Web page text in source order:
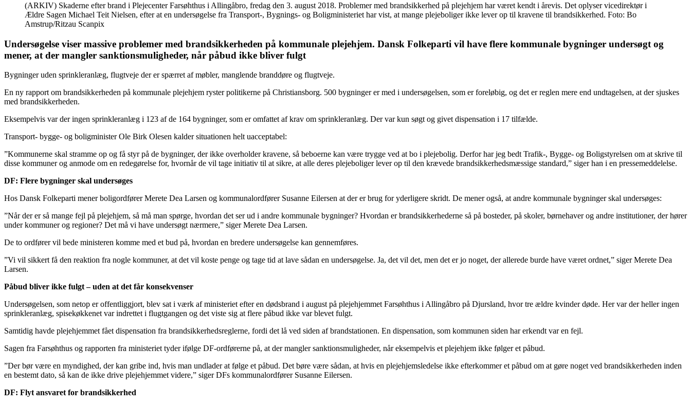
(ARKIV) Skaderne efter brand i Plejecenter Farsøhthus i Allingåbro, fredag den 3. august 2018. Problemer med brandsikkerhed på plejehjem har været kendt i årevis. Det oplyser vicedirektør i
Ældre Sagen Michael Teit Nielsen, efter at en undersøgelse fra Transport-, Bygnings- og Boligministeriet har vist, at mange plejeboliger ikke lever op til kravene til brandsikkerhed. Foto: Bo
Amstrup/Ritzau Scanpix
Undersøgelse viser massive problemer med brandsikkerheden på kommunale plejehjem. Dansk Folkeparti vil have flere kommunale bygninger undersøgt og
mener, at der mangler sanktionsmuligheder, når påbud ikke bliver fulgt
Bygninger uden sprinkleranlæg, flugtveje der er spærret af møbler, manglende branddøre og flugtveje.
En ny rapport om brandsikkerheden på kommunale plejehjem ryster politikerne på Christiansborg. 500 bygninger er med i undersøgelsen, som er foreløbig, og det er reglen mere end undtagelsen, at der sjuskes
med brandsikkerheden.
Eksempelvis var der ingen sprinkleranlæg i 123 af de 164 bygninger, som er omfattet af krav om sprinkleranlæg. Der var kun søgt og givet dispensation i 17 tilfælde.
Transport- bygge- og boligminister Ole Birk Olesen kalder situationen helt uacceptabel:
”Kommunerne skal stramme op og få styr på de bygninger, der ikke overholder kravene, så beboerne kan være trygge ved at bo i plejebolig. Derfor har jeg bedt Trafik-, Bygge- og Boligstyrelsen om at skrive til
disse kommuner og anmode om en redegørelse for, hvornår de vil tage initiativ til at sikre, at alle deres plejeboliger lever op til den krævede brandsikkerhedsmæssige standard,” siger han i en pressemeddelelse.
DF: Flere bygninger skal undersøges
Hos Dansk Folkeparti mener boligordfører Merete Dea Larsen og kommunalordfører Susanne Eilersen at der er brug for yderligere skridt. De mener også, at andre kommunale bygninger skal undersøges:
”Når der er så mange fejl på plejehjem, så må man spørge, hvordan det ser ud i andre kommunale bygninger? Hvordan er brandsikkerhederne så på bosteder, på skoler, børnehaver og andre institutioner, der hører
under kommuner og regioner? Det må vi have undersøgt nærmere,” siger Merete Dea Larsen.
De to ordfører vil bede ministeren komme med et bud på, hvordan en bredere undersøgelse kan gennemføres.
”Vi vil sikkert få den reaktion fra nogle kommuner, at det vil koste penge og tage tid at lave sådan en undersøgelse. Ja, det vil det, men det er jo noget, der allerede burde have været ordnet,” siger Merete Dea
Larsen.
Påbud bliver ikke fulgt – uden at det får konsekvenser
Undersøgelsen, som netop er offentliggjort, blev sat i værk af ministeriet efter en dødsbrand i august på plejehjemmet Farsøhthus i Allingåbro på Djursland, hvor tre ældre kvinder døde. Her var der heller ingen
sprinkleranlæg, spisekøkkenet var indrettet i flugtgangen og det viste sig at flere påbud ikke var blevet fulgt.
Samtidig havde plejehjemmet fået dispensation fra brandsikkerhedsreglerne, fordi det lå ved siden af brandstationen. En dispensation, som kommunen siden har erkendt var en fejl.
Sagen fra Farsøhthus og rapporten fra ministeriet tyder ifølge DF-ordførerne på, at der mangler sanktionsmuligheder, når eksempelvis et plejehjem ikke følger et påbud.
”Der bør være en myndighed, der kan gribe ind, hvis man undlader at følge et påbud. Det børe være sådan, at hvis en plejehjemsledelse ikke efterkommer et påbud om at gøre noget ved brandsikkerheden inden
en bestemt dato, så kan de ikke drive plejehjemmet videre,” siger DFs kommunalordfører Susanne Eilersen.
DF: Flyt ansvaret for brandsikkerhed